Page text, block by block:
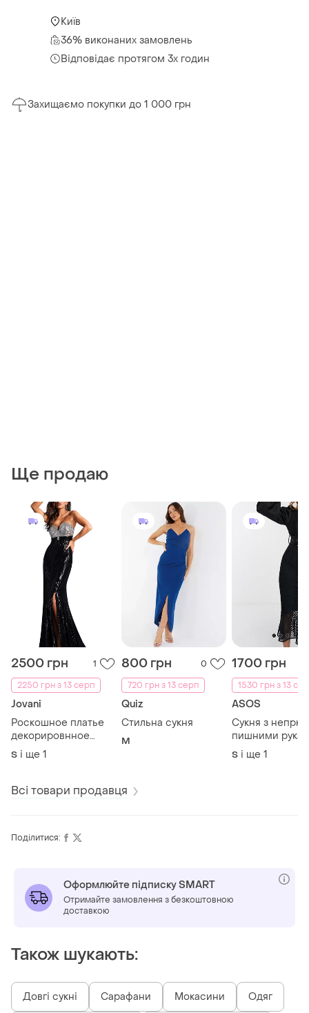
Київ
36% виконаних замовлень
Відповідає протягом 3х годин
Захищаємо покупки до 1 000 грн
Ще продаю
2500 грн
1
2250 грн з 13 серп
Jovani
Роскошное платье
декорировнное
пайетками
S і ще 1
800 грн
0
720 грн з 13 серп
Quiz
Стильна сукня
M
1700 грн
1530 грн з 13
ASOS
Сукня з
пишними
asos disign
S і ще 1
Всі товари продавця
Поділитися:
Оформлюйте підписку SMART
Отримайте замовлення з безкоштовною
доставкою
Також шукають:
Довгі сукні Сарафани Мокасини Одяг